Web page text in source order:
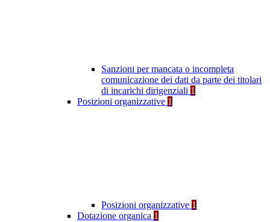
Sanzioni per mancata o incompleta
comunicazione dei dati da parte dei titolari
di incarichi dirigenziali 1
Posizioni organizzative 1
Posizioni organizzative 1
Dotazione organica 1